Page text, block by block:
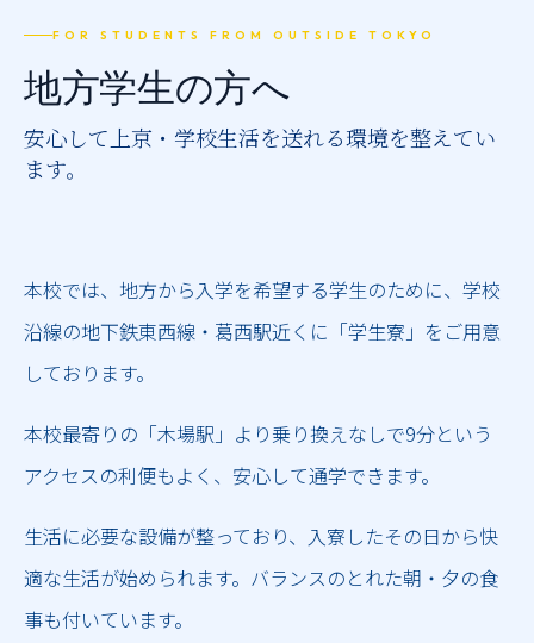
オープンキャンパス
FOR STUDENTS FROM OUTSIDE TOKYO
地方学生の方へ
安心して上京・学校生活を送れる環境を整えてい
ます。
本校では、地方から入学を希望する学生のために、学校
沿線の地下鉄東西線・葛西駅近くに「学生寮」をご用意
しております。
本校最寄りの「木場駅」より乗り換えなしで9分という
アクセスの利便もよく、安心して通学できます。
生活に必要な設備が整っており、入寮したその日から快
適な生活が始められます。バランスのとれた朝・夕の食
事も付いています。